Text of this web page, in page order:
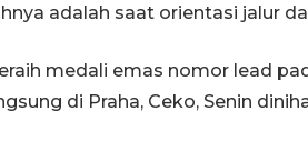
adalah saat orientasi jalur
medali emas nomor lead
di Praha, Ceko, Senin